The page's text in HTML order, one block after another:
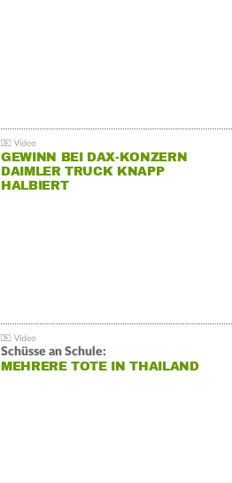
GEWINN BEI DAX-KONZERN
DAIMLER TRUCK KNAPP
HALBIERT
Schüsse an Schule:
MEHRERE TOTE IN THAILAND